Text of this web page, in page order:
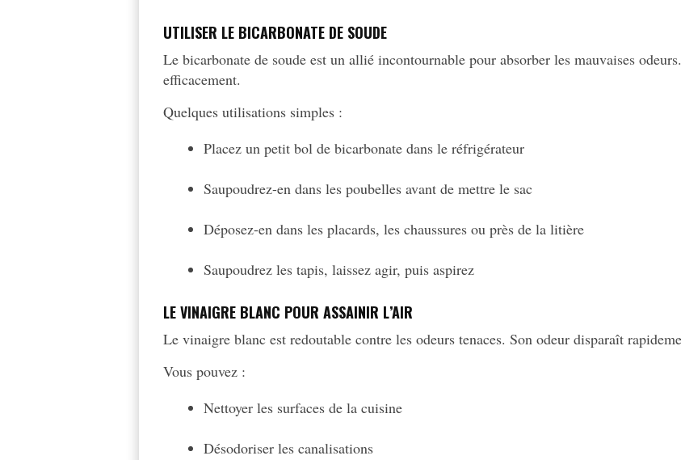
UTILISER LE BICARBONATE DE SOUDE
Le bicarbonate de soude est un allié incontournable pour absorber les mauvaises
efficacement.
Quelques utilisations simples :
Placez un petit bol de bicarbonate dans le réfrigérateur
Saupoudrez-en dans les poubelles avant de mettre le sac
Déposez-en dans les placards, les chaussures ou près de la litière
Saupoudrez les tapis, laissez agir, puis aspirez
LE VINAIGRE BLANC POUR ASSAINIR L’AIR
Le vinaigre blanc est redoutable contre les odeurs tenaces. Son odeur disparaît
Vous pouvez :
Nettoyer les surfaces de la cuisine
Désodoriser les canalisations